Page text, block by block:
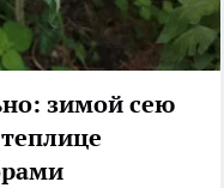
зимой сею